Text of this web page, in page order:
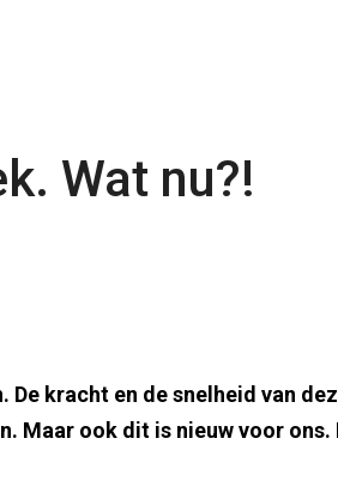
Wat nu?!
kracht en de snelheid van
Maar ook dit is nieuw voor ons.